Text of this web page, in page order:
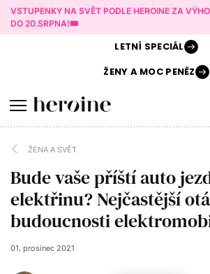
VSTUPENKY NA SVĚT PODLE HEROINE ZA
DO 20.SRPNA!🎟️
LETNÍ SPECIÁL
ŽENY AMOC PENĚZ
ŽENA A SVĚT
Bude vaše příští auto
elektřinu? Nejčastější
budoucnosti
01. prosinec 2021